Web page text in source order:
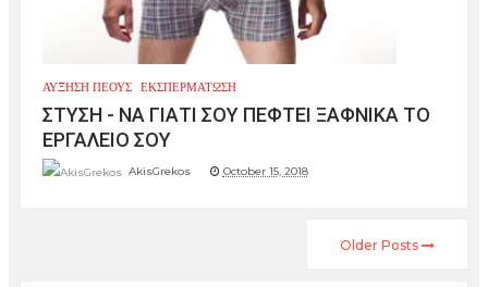
ΑΥΞΗΣΗ ΠΕΟΥΣ ΕΚΣΠΕΡΜΑΤΩΣΗ
ΣΤΥΣΗ - ΝΑ ΓΙΑΤΙ ΣΟΥ ΠΕΦΤΕΙ ΞΑΦΝΙΚΑ ΤΟ
ΕΡΓΑΛΕΙΟ ΣΟΥ
AkisGrekos October 15, 2018
Older Posts